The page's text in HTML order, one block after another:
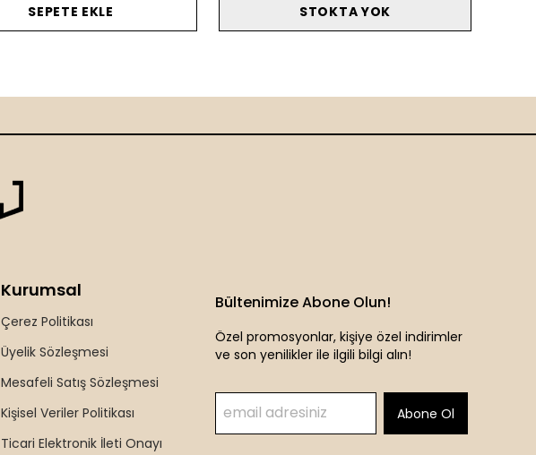
SEPETE EKLE STOKTA YOK
Kurumsal
Çerez Politikası
Üyelik Sözleşmesi
Mesafeli Satış Sözleşmesi
Kişisel Veriler Politikası
Ticari Elektronik İleti Onayı
Bültenimize Abone Olun!
Özel promosyonlar, kişiye özel indirimler
ve son yenilikler ile ilgili bilgi alın!
Abone Ol